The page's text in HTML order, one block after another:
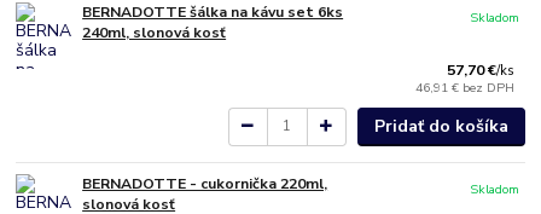
BERNADOTTE šálka na kávu set 6ks
240ml, slonová kosť
57,70 €/ks
46,91 € bez DPH
Skladom
Pridať do košíka
BERNADOTTE - cukornička 220ml,
slonová kosť
Skladom